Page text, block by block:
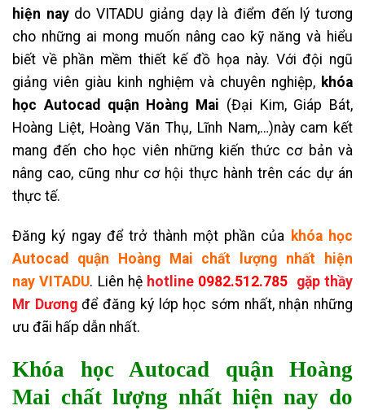
hiện naydo VITADU giảng dạy là điểm đến lý tương
cho những ai mong muốn nâng cao kỹ năng và hiểu
biết về phần mềm thiết kế đồ họa này. Với đội ngũ
giảng viên giàu kinh nghiệm và chuyên nghiệp, khóa
học Autocad quận Hoàng Mai (Đại Kim, Giáp Bát,
Hoàng Liệt, Hoàng Văn Thụ, Lĩnh Nam,…)này cam kết
mang đến cho học viên những kiến thức cơ bản và
nâng cao, cũng như cơ hội thực hành trên các dự án
thực tế.
Đăng ký ngay để trở thành một phần của khóa học
Autocad quận Hoàng Mai chất lượng nhất hiện
nay VITADU. Liên hệ hotline 0982.512.785 gặp thầy
Mr Dương để đăng ký lớp học sớm nhất, nhận những
ưu đãi hấp dẫn nhất.
Khóa học Autocad quận Hoàng
Mai chất lượng nhất hiện nay do